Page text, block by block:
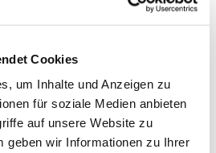
Cookies
um Inhalte und Anzeigen zu
für soziale Medien anbieten
auf unsere Website zu
geben wir Informationen zu Ihrer